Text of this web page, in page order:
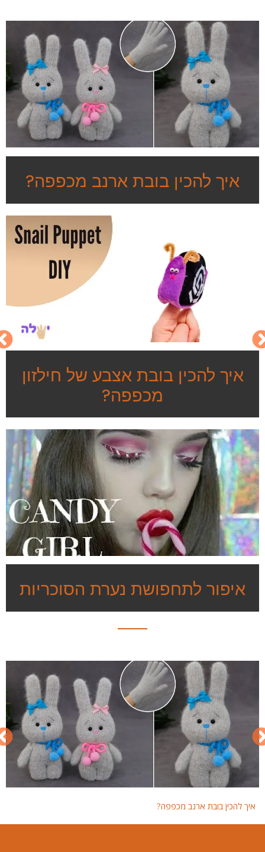
איך להכין בובת ארנב מכפפה?
איך להכין בובת אצבע של חילזון
מכפפה?
איפור לתחפושת נערת הסוכריות
איך להכין בובת ארנב מכפפה?